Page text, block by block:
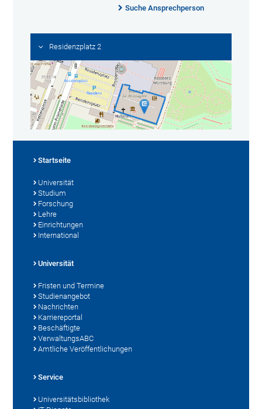
Suche Ansprechperson
Residenzplatz 2
Startseite
Universität
Studium
Forschung
Lehre
Einrichtungen
International
Universität
Fristen und Termine
Studienangebot
Nachrichten
Karriereportal
Beschäftigte
VerwaltungsABC
Amtliche Veröffentlichungen
Service
Universitätsbibliothek